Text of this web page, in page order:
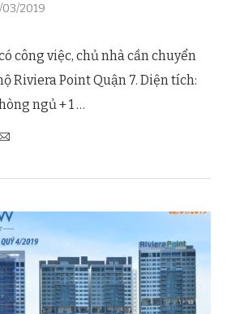
03/2019
công việc, chủ nhà cần chuyển
Riviera Point Quận 7. Diện tích:
ngủ + 1 …